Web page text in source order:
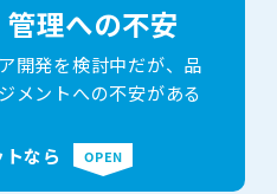
理への不安
開発を検討中だが、品
メントへの不安がある